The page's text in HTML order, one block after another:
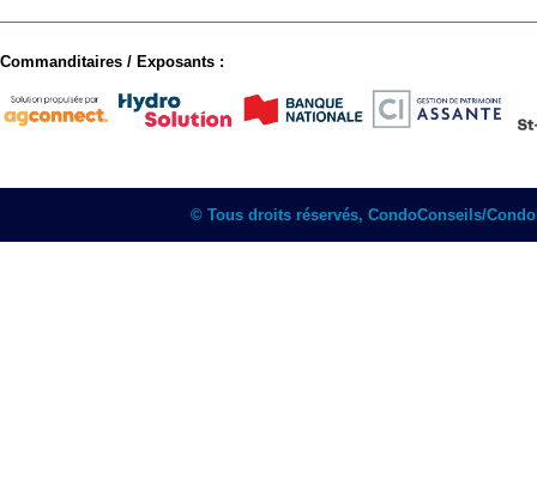
Commanditaires / Exposants :
© Tous droits réservés, CondoConseils/